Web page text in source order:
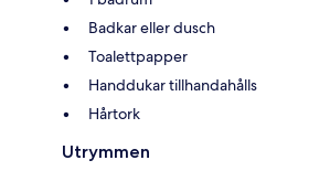
Badkar eller dusch
Toalettpapper
Handdukar tillhandahålls
Hårtork
Utrymmen